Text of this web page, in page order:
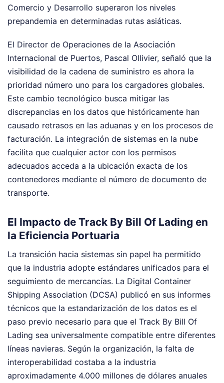
Comercio y Desarrollo superaron los niveles
prepandemia en determinadas rutas asiáticas.
El Director de Operaciones de la Asociación
Internacional de Puertos, Pascal Ollivier, señaló que la
visibilidad de la cadena de suministro es ahora la
prioridad número uno para los cargadores globales.
Este cambio tecnológico busca mitigar las
discrepancias en los datos que históricamente han
causado retrasos en las aduanas y en los procesos de
facturación. La integración de sistemas en la nube
facilita que cualquier actor con los permisos
adecuados acceda a la ubicación exacta de los
contenedores mediante el número de documento de
transporte.
El Impacto de Track By Bill Of Lading en
la Eficiencia Portuaria
La transición hacia sistemas sin papel ha permitido
que la industria adopte estándares unificados para el
seguimiento de mercancías. La Digital Container
Shipping Association (DCSA) publicó en sus informes
técnicos que la estandarización de los datos es el
paso previo necesario para que el Track By Bill Of
Lading sea universalmente compatible entre diferentes
líneas navieras. Según la organización, la falta de
interoperabilidad costaba a la industria
aproximadamente 4.000 millones de dólares anuales